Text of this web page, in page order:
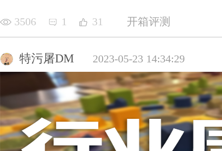
3506 1 31 开箱评测
特污屠DM 2023-05-23 14:34:29